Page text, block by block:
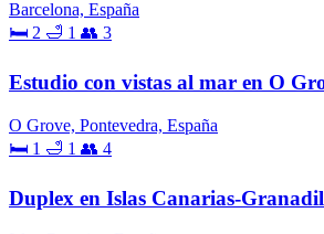
Barcelona, España
🛏 2 🛁 1 👥 3
Estudio con vistas al mar en O
O Grove, Pontevedra, España
🛏 1 🛁 1 👥 4
Duplex en Islas Canarias-